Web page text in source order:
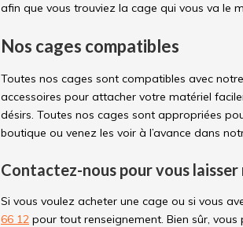
afin que vous trouviez la cage qui vous va le
Nos cages compatibles
Toutes nos cages sont compatibles avec
accessoires pour attacher votre matériel
désirs. Toutes nos cages sont appropriées
boutique ou venez les voir à l’avance dans
Contactez-nous pour vous laisser
Si vous voulez acheter une cage ou si vous
66 12 pour tout renseignement. Bien sûr,